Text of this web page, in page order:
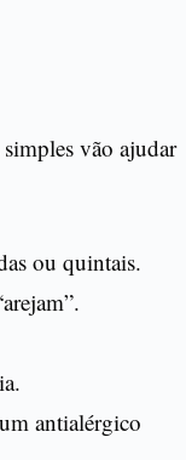
vão ajudar
ou quintais.
antialérgico